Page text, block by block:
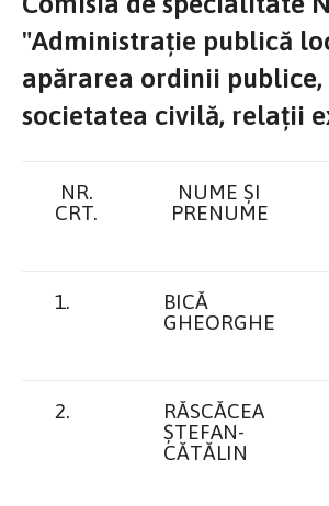
"Administrație publică
apărarea ordinii
societatea civilă, relații
NR.
CRT.
NUME ŞI
PRENUME
1.
BICĂ
GHEORGHE
2.
RĂSCĂCEA
ȘTEFAN-
CĂTĂLIN